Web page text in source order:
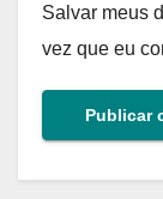
Salvar meus
vez que eu